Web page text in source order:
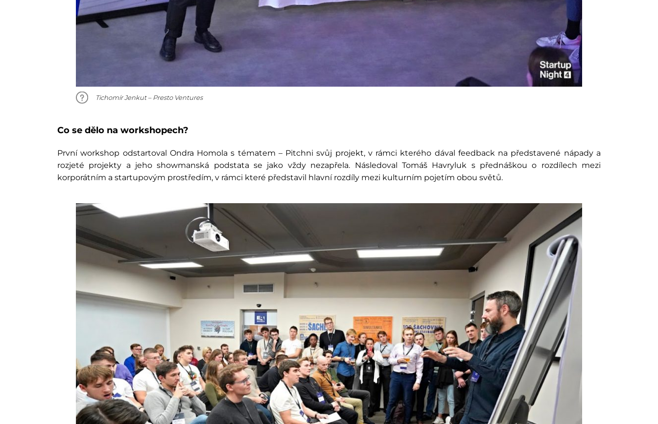
Tichomír Jenkut – Presto Ventures
Co se dělo na workshopech?
První workshop odstartoval Ondra Homola s tématem – Pitchni svůj projekt, v rámci kterého dával feedback na představené nápady a
rozjeté projekty a jeho showmanská podstata se jako vždy nezapřela. Následoval Tomáš Havryluk s přednáškou o rozdílech mezi
korporátním a startupovým prostředím, v rámci které představil hlavní rozdíly mezi kulturním pojetím obou světů.